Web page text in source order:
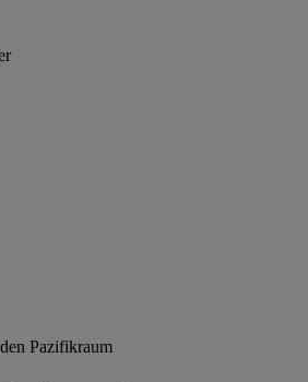
Pazifikraum